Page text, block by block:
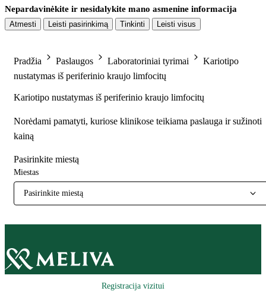
Nepardavinėkite ir nesidalykite mano asmenine informacija
Atmesti Leisti pasirinkimą Tinkinti Leisti visus
Pradžia Paslaugos Laboratoriniai tyrimai
Kariotipo
nustatymas iš periferinio kraujo limfocitų
Kariotipo nustatymas iš periferinio kraujo limfocitų
Norėdami pamatyti, kuriose klinikose teikiama paslauga ir sužinoti
kainą
Pasirinkite miestą
Miestas
Pasirinkite miestą
Registracija vizitui